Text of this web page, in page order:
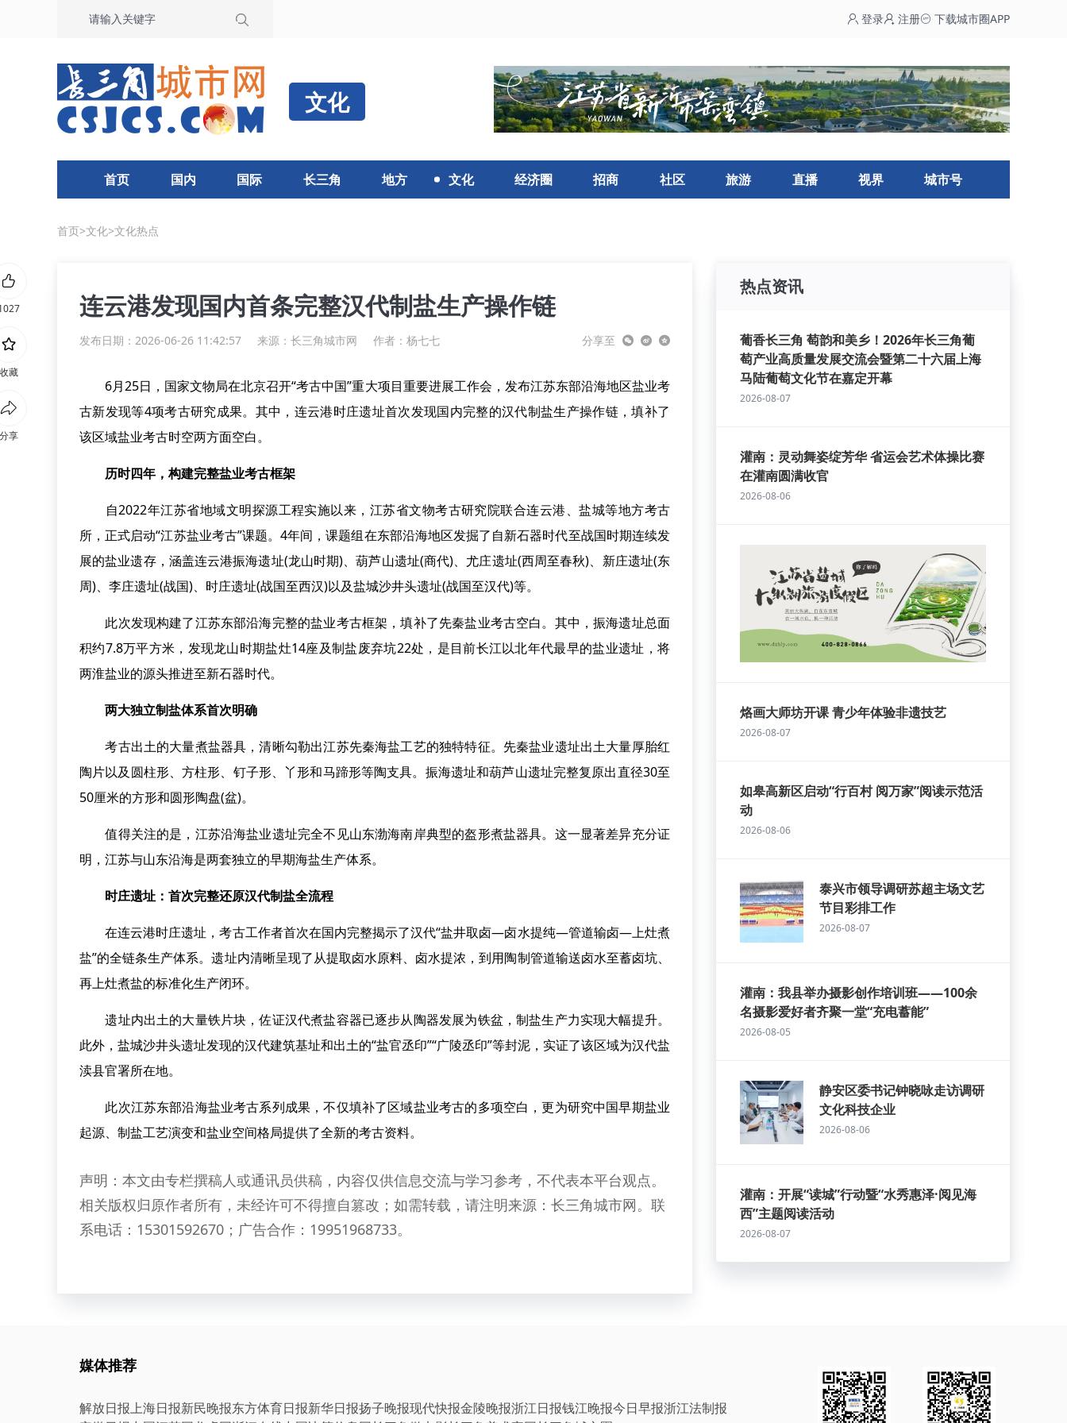
登录 注册 下载城市圈APP
文化
首页 国内 国际 长三角 地方 文化 经济圈 招商 社区 旅游 直播 视界 城市号
首页>文化>文化热点
连云港发现国内首条完整汉代制盐生产操作链
发布日期：2026-06-26 11:42:57 来源： 长三角城市网 作者：杨七七 分享至
6月25日，国家文物局在北京召开“考古中国”重大项目重要进展工作会，发布江苏东部沿海地区盐业考
古新发现等4项考古研究成果。其中，连云港时庄遗址首次发现国内完整的汉代制盐生产操作链，填补了
该区域盐业考古时空两方面空白。
历时四年，构建完整盐业考古框架
自2022年江苏省地域文明探源工程实施以来，江苏省文物考古研究院联合连云港、盐城等地方考古
所，正式启动“江苏盐业考古”课题。4年间，课题组在东部沿海地区发掘了自新石器时代至战国时期连续发
展的盐业遗存，涵盖连云港振海遗址(龙山时期)、葫芦山遗址(商代)、尤庄遗址(西周至春秋)、新庄遗址(东
周)、李庄遗址(战国)、时庄遗址(战国至西汉)以及盐城沙井头遗址(战国至汉代)等。
此次发现构建了江苏东部沿海完整的盐业考古框架，填补了先秦盐业考古空白。其中，振海遗址总面
积约7.8万平方米，发现龙山时期盐灶14座及制盐废弃坑22处，是目前长江以北年代最早的盐业遗址，将
两淮盐业的源头推进至新石器时代。
两大独立制盐体系首次明确
考古出土的大量煮盐器具，清晰勾勒出江苏先秦海盐工艺的独特特征。先秦盐业遗址出土大量厚胎红
陶片以及圆柱形、方柱形、钉子形、丫形和马蹄形等陶支具。振海遗址和葫芦山遗址完整复原出直径30至
50厘米的方形和圆形陶盘(盆)。
值得关注的是，江苏沿海盐业遗址完全不见山东渤海南岸典型的盔形煮盐器具。这一显著差异充分证
明，江苏与山东沿海是两套独立的早期海盐生产体系。
时庄遗址：首次完整还原汉代制盐全流程
在连云港时庄遗址，考古工作者首次在国内完整揭示了汉代“盐井取卤—卤水提纯—管道输卤—上灶煮
盐”的全链条生产体系。遗址内清晰呈现了从提取卤水原料、卤水提浓，到用陶制管道输送卤水至蓄卤坑、
再上灶煮盐的标准化生产闭环。
遗址内出土的大量铁片块，佐证汉代煮盐容器已逐步从陶器发展为铁盆，制盐生产力实现大幅提升。
此外，盐城沙井头遗址发现的汉代建筑基址和出土的“盐官丞印”“广陵丞印”等封泥，实证了该区域为汉代盐
渎县官署所在地。
此次江苏东部沿海盐业考古系列成果，不仅填补了区域盐业考古的多项空白，更为研究中国早期盐业
起源、制盐工艺演变和盐业空间格局提供了全新的考古资料。
声明：本文由专栏撰稿人或通讯员供稿，内容仅供信息交流与学习参考，不代表本平台观点。
相关版权归原作者所有，未经许可不得擅自篡改；如需转载，请注明来源：长三角城市网。联
系电话：15301592670；广告合作：19951968733。
热点资讯
葡香长三角 萄韵和美乡！2026年长三角葡
萄产业高质量发展交流会暨第二十六届上海
马陆葡萄文化节在嘉定开幕
2026-08-07
灌南：灵动舞姿绽芳华 省运会艺术体操比赛
在灌南圆满收官
2026-08-06
烙画大师坊开课 青少年体验非遗技艺
2026-08-07
如皋高新区启动“行百村 阅万家”阅读示范活
动
2026-08-06
泰兴市领导调研苏超主场文艺
节目彩排工作
2026-08-07
灌南：我县举办摄影创作培训班——100余
名摄影爱好者齐聚一堂“充电蓄能”
2026-08-05
静安区委书记钟晓咏走访调研
文化科技企业
2026-08-06
灌南：开展“读城”行动暨“水秀惠泽·阅见海
西”主题阅读活动
2026-08-07
收藏
分享
媒体推荐
解放日报上海日报新民晚报东方体育日报新华日报扬子晚报现代快报金陵晚报浙江日报钱江晚报今日早报浙江法制报